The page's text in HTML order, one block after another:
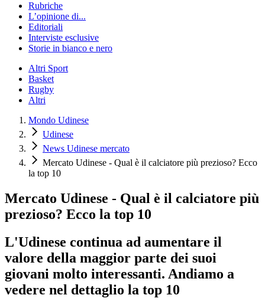
Rubriche
L’opinione di...
Editoriali
Interviste esclusive
Storie in bianco e nero
Altri Sport
Basket
Rugby
Altri
Mondo Udinese
Udinese
News Udinese mercato
Mercato Udinese - Qual è il calciatore più prezioso? Ecco
la top 10
Mercato Udinese - Qual è il calciatore più
prezioso? Ecco la top 10
L'Udinese continua ad aumentare il
valore della maggior parte dei suoi
giovani molto interessanti. Andiamo a
vedere nel dettaglio la top 10